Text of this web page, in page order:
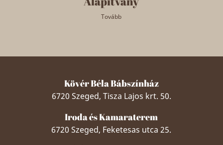
Tovább
Kövér Béla Bábszínház
6720 Szeged, Tisza Lajos krt. 50.
Iroda és Kamaraterem
6720 Szeged, Feketesas utca 25.